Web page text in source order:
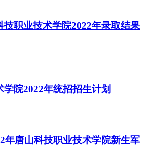
技职业技术学院2022年录取结果
院2022年统招招生计划
年唐山科技职业技术学院新生军